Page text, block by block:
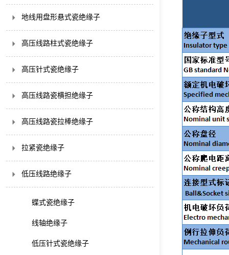
地线用盘形悬式瓷绝缘子
高压线路柱式瓷绝缘子
高压针式瓷绝缘子
高压线路瓷横担绝缘子
高压线路瓷拉棒绝缘子
拉紧瓷绝缘子
低压线路绝缘子
蝶式瓷绝缘子
线轴绝缘子
低压针式瓷绝缘子